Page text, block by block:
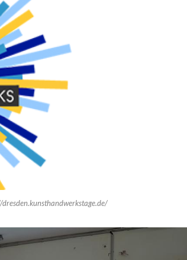
dresden.kunsthandwerkstage.de/